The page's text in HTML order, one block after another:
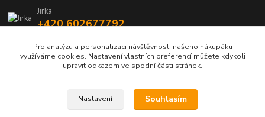
Jirka
+420 602677792
info@jarmy.cz
Pro analýzu a personalizaci návštěvnosti našeho nákupáku
využíváme cookies. Nastavení vlastních preferencí můžete kdykoli
upravit odkazem ve spodní části stránek.
Nastavení Souhlasím